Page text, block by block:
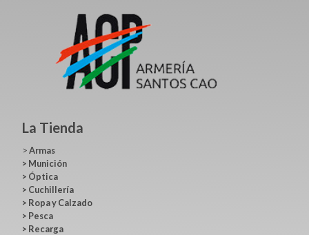
La Tienda
>Armas
> Munición
> Óptica
> Cuchillería
> Ropa y Calzado
> Pesca
> Recarga